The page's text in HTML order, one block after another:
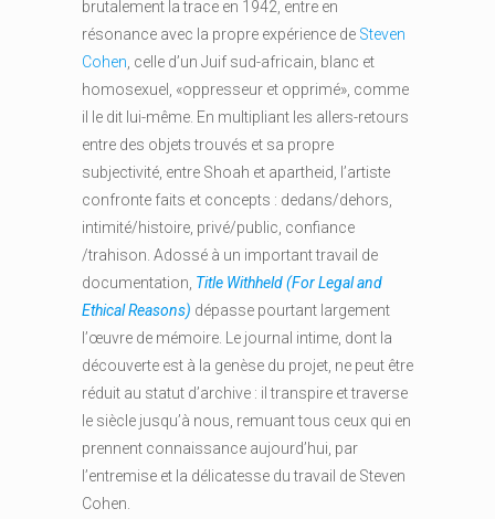
brutalement la trace en 1942, entre en
résonance avec la propre expérience de Steven
Cohen , celle d’un Juif sud-africain, blanc et
homosexuel, «oppresseur et opprimé», comme
il le dit lui-même. En multipliant les allers-retours
entre des objets trouvés et sa propre
subjectivité, entre Shoah et apartheid, l’artiste
confronte faits et concepts : dedans/dehors,
intimité/histoire, privé/public, confiance
/trahison. Adossé à un important travail de
documentation, Title Withheld (For Legal and
Ethical Reasons) dépasse pourtant largement
l’œuvre de mémoire. Le journal intime, dont la
découverte est à la genèse du projet, ne peut être
réduit au statut d’archive : il transpire et traverse
le siècle jusqu’à nous, remuant tous ceux qui en
prennent connaissance aujourd’hui, par
l’entremise et la délicatesse du travail de Steven
Cohen.